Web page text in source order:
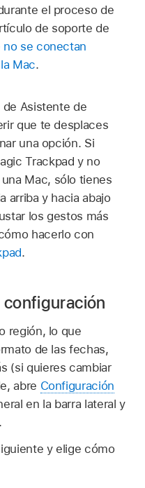
el proceso de
de soporte de
no se conectan
Mac.
de Asistente de
que te desplaces
una opción. Si
Trackpad y no
Mac, sólo tienes
arriba y hacia abajo
los gestos más
hacerlo con
.
configuración
región, lo que
de las fechas,
(si quieres cambiar
abre Configuración
en la barra lateral y
y elige cómo